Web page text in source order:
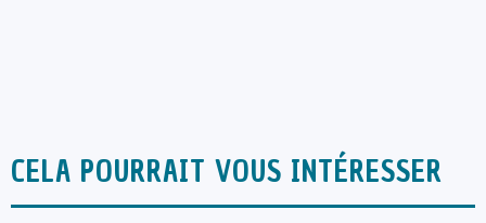
CELA POURRAIT VOUS INTÉRESSER